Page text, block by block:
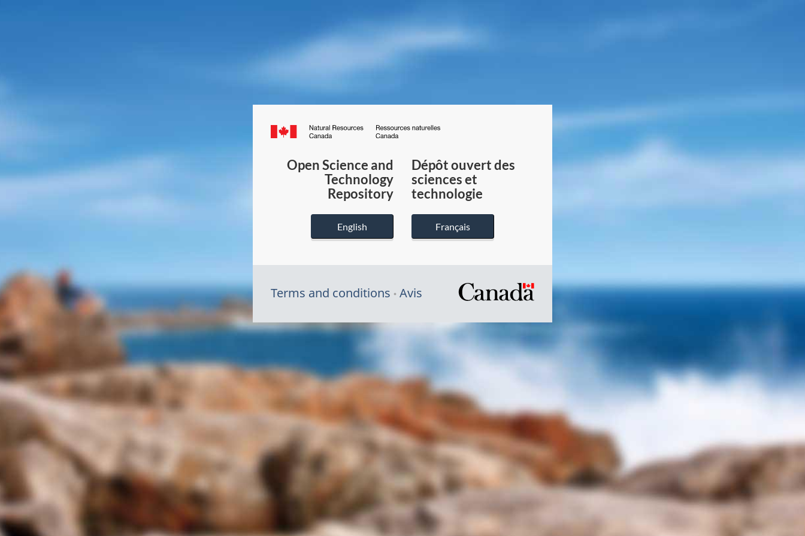
Canada.ca
du
Canada
Open Science and
Technology
Repository
English
Dépôt ouvert des
sciences et
technologie
Français
Terms and conditions Avis
/
gouvernement